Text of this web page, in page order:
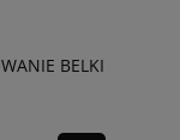
BELKI